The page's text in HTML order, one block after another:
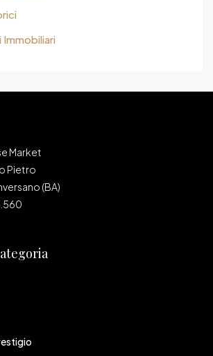
Market
Pietro
(BA)